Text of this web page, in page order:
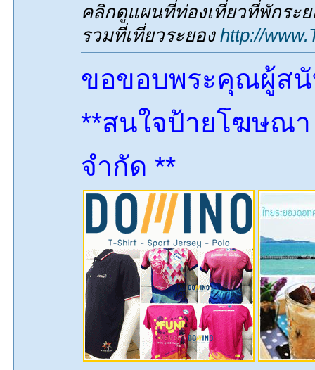
คลิกดูแผนที่ท่องเที่ยวที่พักระ
รวมที่เที่ยวระยอง http://
ขอขอบพระคุณผู้สนั
**สนใจป้ายโฆษณ
จำกัด **